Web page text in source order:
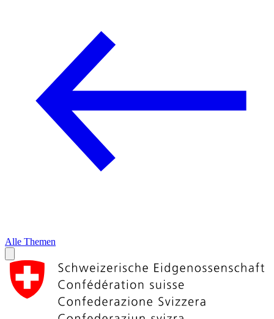
Alle Themen